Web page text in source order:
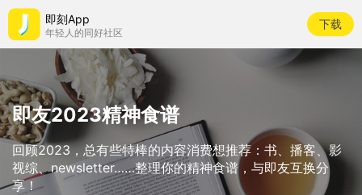
即刻App
年轻人的同好社区
下载
即友2023精神食谱
回顾2023，总有些特棒的内容消费想推荐：书、播客、影
视综、newsletter……整理你的精神食谱，与即友互换分
享！